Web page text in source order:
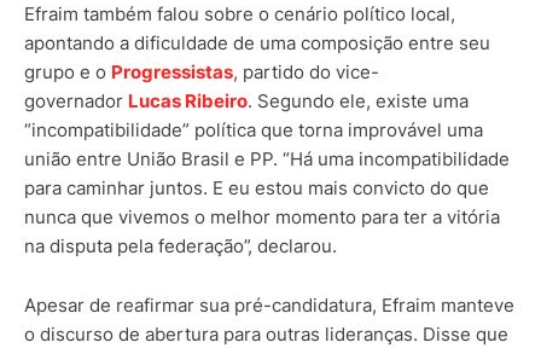
Efraim também falou sobre o cenário político local,
apontando a dificuldade de uma composição entre seu
grupo e o Progressistas, partido do vice-
governador Lucas Ribeiro. Segundo ele, existe uma
“incompatibilidade” política que torna improvável uma
união entre União Brasil e PP. “Há uma incompatibilidade
para caminhar juntos. E eu estou mais convicto do que
nunca que vivemos o melhor momento para ter a vitória
na disputa pela federação”, declarou.
Apesar de reafirmar sua pré-candidatura, Efraim manteve
o discurso de abertura para outras lideranças. Disse que